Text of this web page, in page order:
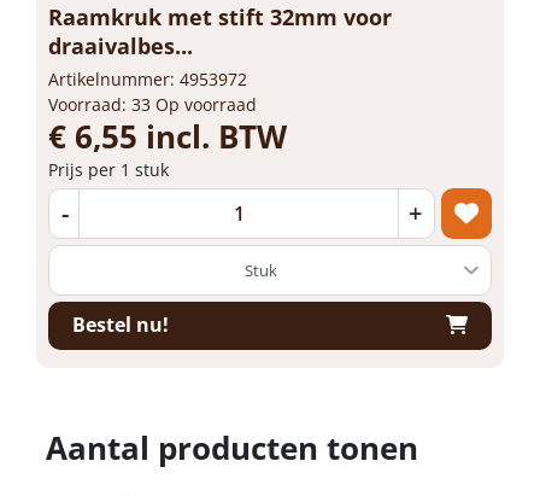
Raamkruk met stift 32mm voor
draaivalbes...
Artikelnummer: 4953972
Voorraad: 33 Op voorraad
€ 6,55 incl. BTW
Prijs per 1 stuk
- +
Bestel nu!
Aantal producten tonen